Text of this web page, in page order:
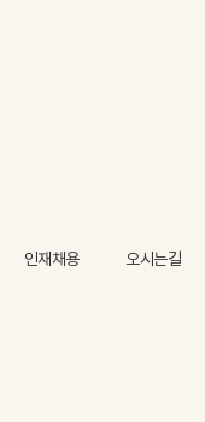
인재채용 오시는길